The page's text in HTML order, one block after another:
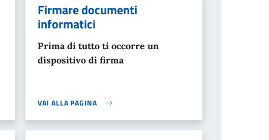
Firmare documenti
informatici
Prima di tutto ti occorre un
dispositivo di firma
VAI ALLA PAGINA